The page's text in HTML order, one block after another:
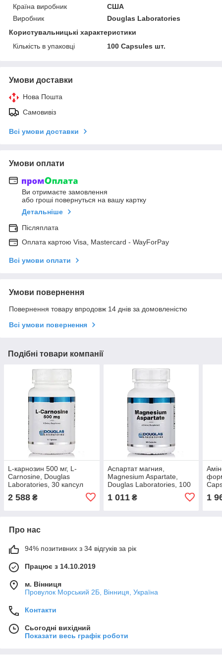
Країна виробник
США
Виробник
Douglas Laboratories
Користувальницькі характеристики
Кількість в упаковці
100 Capsules шт.
Умови доставки
Нова Пошта
Самовивіз
Всі умови доставки
Умови оплати
Ви отримаєте замовлення
або гроші повернуться на вашу картку
Детальніше
Післяплата
Оплата картою Visa, Mastercard - WayForPay
Всі умови оплати
Умови повернення
Повернення товару впродовж 14 днів за домовленістю
Всі умови повернення
Подібні товари компанії
L-карнозин 500 мг, L-
Carnosine, Douglas
Laboratories, 30 капсул
2 588 ₴
Аспартат магния,
Magnesium Aspartate,
Douglas Laboratories, 100
1 011₴ 1
Про нас
94% позитивних з 34 відгуків за рік
Працює з 14.10.2019
м. Вінниця
Провулок Морський 2Б, Вінниця, Україна
Контакти
Сьогодні вихідний
Показати весь графік роботи